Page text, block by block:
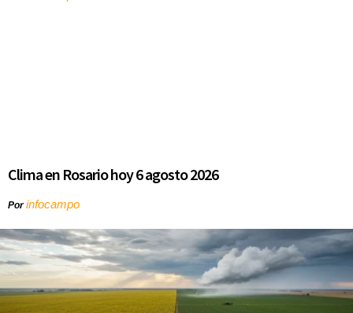
Clima en Rosario hoy 6 agosto 2026
Porinfocampo